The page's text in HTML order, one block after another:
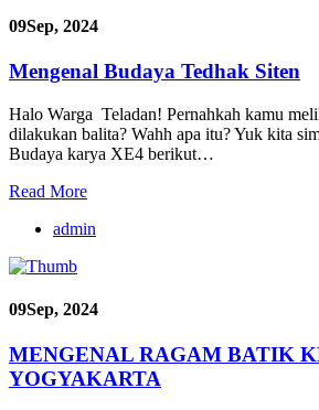
09Sep, 2024
Mengenal Budaya Tedhak Siten
Halo Warga Teladan! Pernahkah kamu
dilakukan balita? Wahh apa itu? Yuk kita
Budaya karya XE4 berikut…
Read More
admin
09Sep, 2024
MENGENAL RAGAM BATIK
YOGYAKARTA